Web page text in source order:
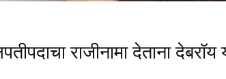
राजीनामा देताना